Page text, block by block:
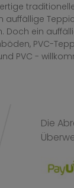
auffällige
ein
PVC-
PVC -
Die